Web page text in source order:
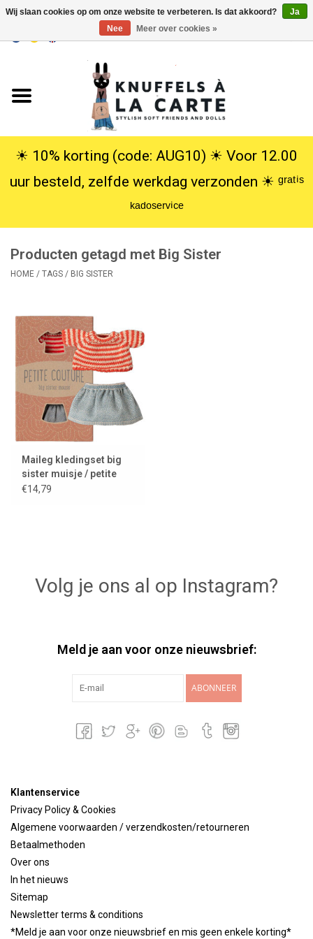
USD
Knuffels
Poppen
SALE
Lookbooks
Merken
☀︎ 10% korting (code: AUG10) ☀︎ Voor 12.00
uur besteld, zelfde werkdag verzonden ☀︎ ᵍʳᵃᵗⁱˢ
ᵏᵃᵈᵒˢᵉʳᵛⁱᶜᵉ
Producten getagd met Big Sister
HOME / TAGS / BIG SISTER
Maileg kledingset big
sister muisje / petite
couture / rok en
€14,79
Volg je ons al op Instagram?
Meld je aan voor onze nieuwsbrief:
ABONNEER
Klantenservice
Privacy Policy & Cookies
Algemene voorwaarden / verzendkosten/retourneren
Betaalmethoden
Over ons
In het nieuws
Sitemap
Newsletter terms & conditions
*Meld je aan voor onze nieuwsbrief en mis geen enkele korting*
Wij slaan cookies op om onze website te verbeteren. Is dat akkoord?
Ja
Nee
Meer over cookies »